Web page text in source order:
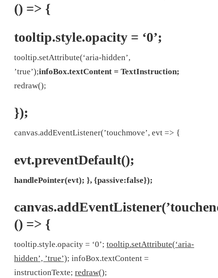
() => {
tooltip.style.opacity = ‘0’;
tooltip.setAttribute(‘aria-hidden’,
’true’);infoBox.textContent = TextInstruction;
redraw();
});
canvas.addEventListener(’touchmove’, evt => {
evt.preventDefault();
handlePointer(evt); }, {passive:false});
() => {
tooltip.style.opacity = ‘0’; tooltip.setAttribute(‘aria-
hidden’, ’true’); infoBox.textContent =
instructionTexte; redraw();